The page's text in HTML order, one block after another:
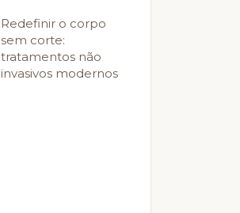
Redefinir o corpo
sem corte:
tratamentos não
invasivos modernos